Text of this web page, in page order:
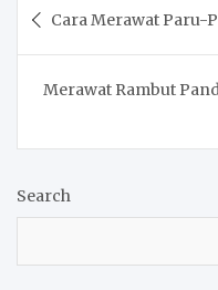
navigation
Cara Merawat Paru-
Merawat Rambut
Search